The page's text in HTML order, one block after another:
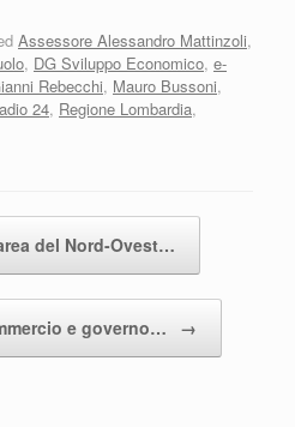
Assessore Alessandro Mattinzoli,
, DG Sviluppo Economico, e-
Rebecchi, Mauro Bussoni,
24, Regione Lombardia,
del Nord-Ovest…
e governo… →